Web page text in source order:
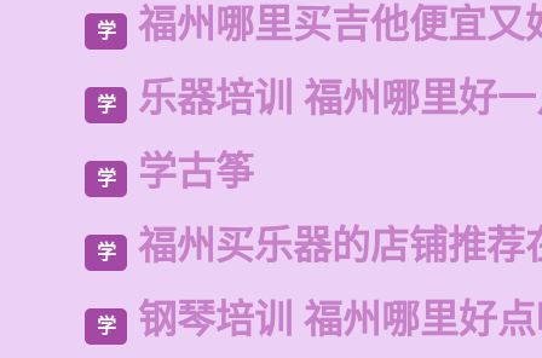
学 福州哪里买吉他便宜又
学 乐器培训 福州哪里好
学 学古筝
学 福州买乐器的店铺推荐
学 钢琴培训 福州哪里好